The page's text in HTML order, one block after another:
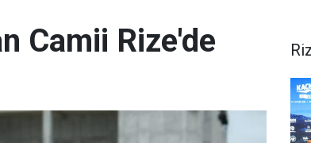
Camii Rize'de